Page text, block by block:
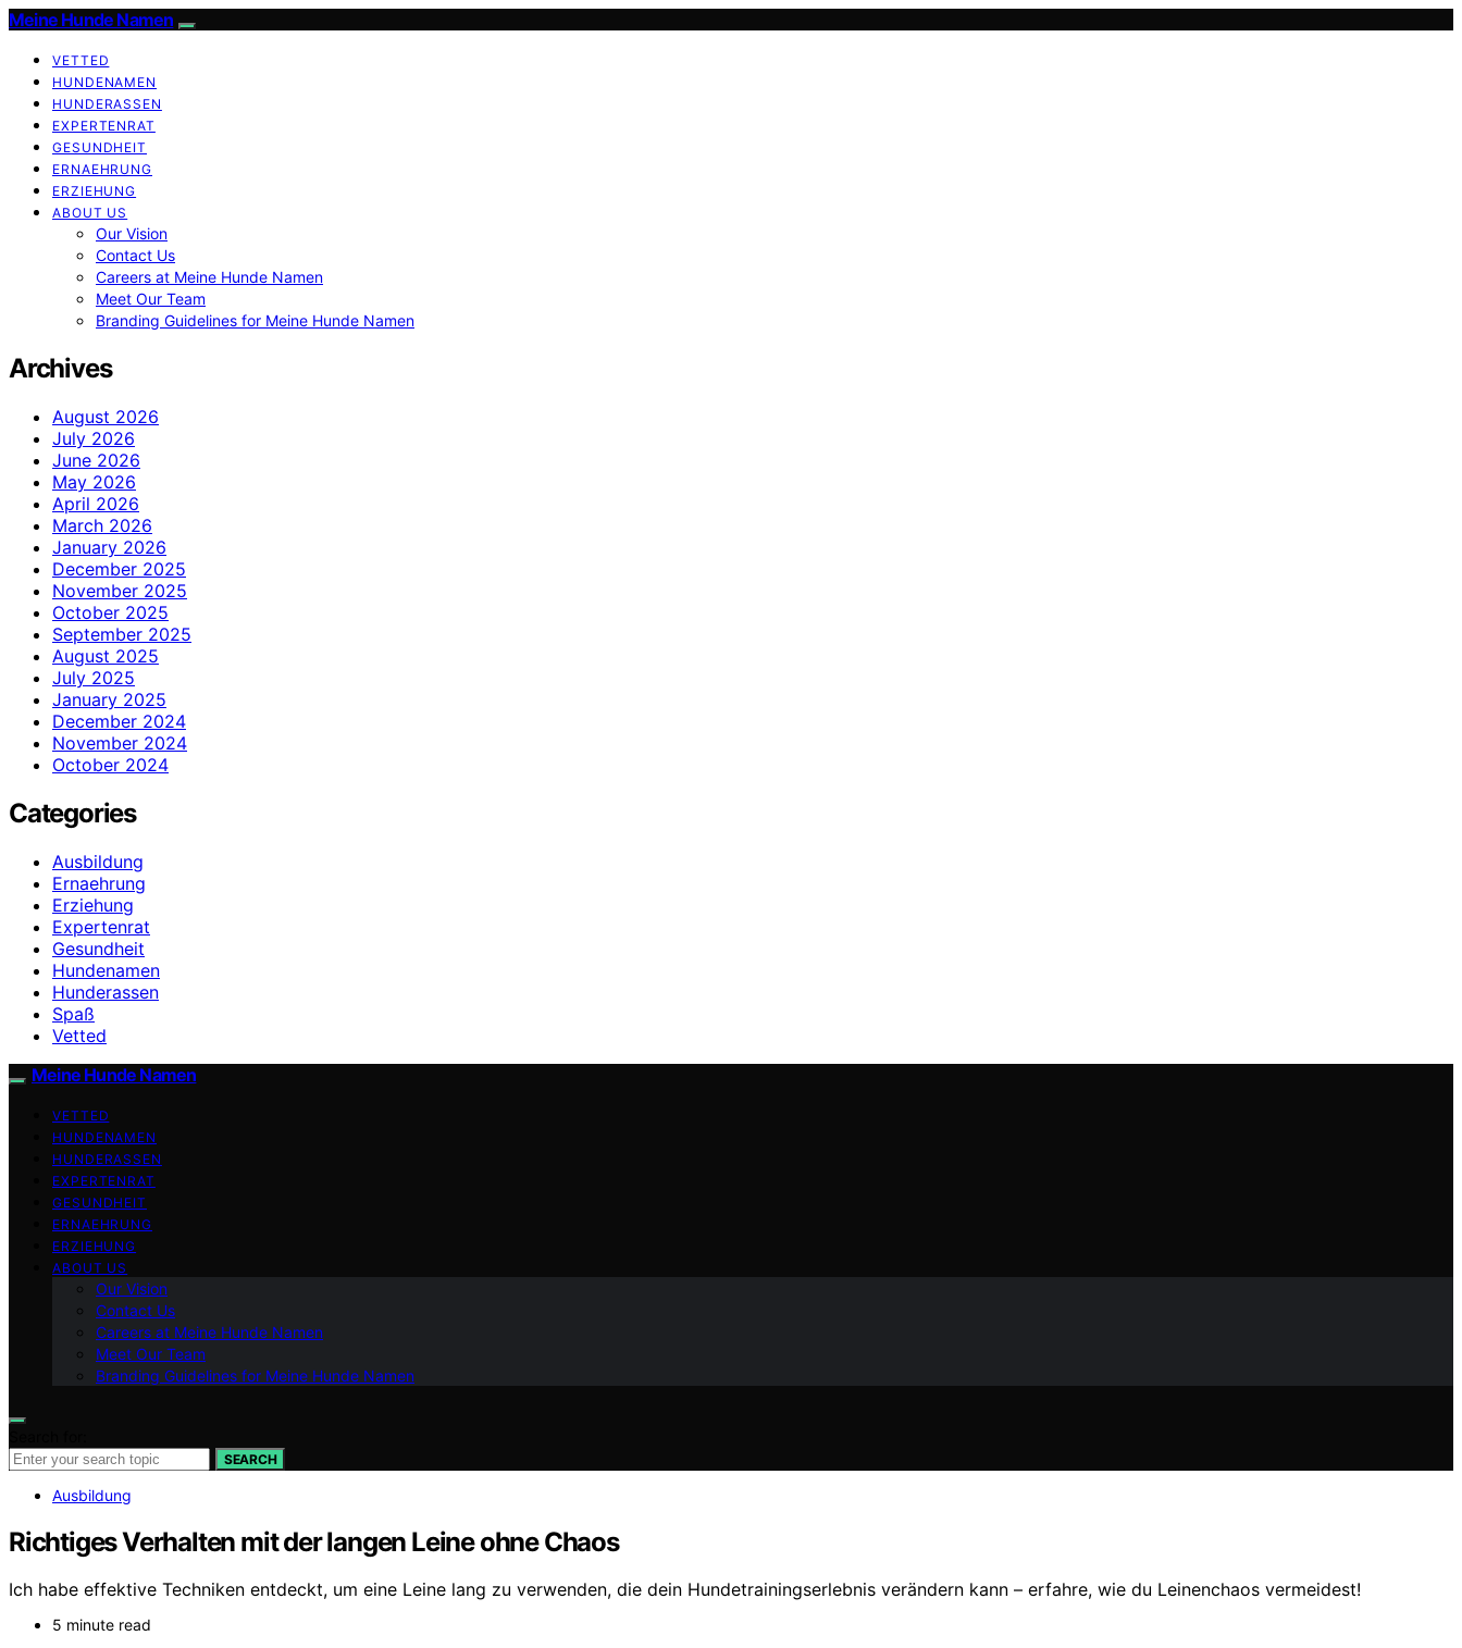
Meine Hunde Namen
VETTED
HUNDENAMEN
HUNDERASSEN
EXPERTENRAT
GESUNDHEIT
ERNAEHRUNG
ERZIEHUNG
ABOUT US
Our Vision
Contact Us
Careers at Meine Hunde Namen
Meet Our Team
Branding Guidelines for Meine Hunde Namen
Archives
August 2026
July 2026
June 2026
May 2026
April 2026
March 2026
January 2026
December 2025
November 2025
October 2025
September 2025
August 2025
July 2025
January 2025
December 2024
November 2024
October 2024
Categories
Ausbildung
Ernaehrung
Erziehung
Expertenrat
Gesundheit
Hundenamen
Hunderassen
Spaß
Vetted
Meine Hunde Namen
VETTED
HUNDENAMEN
HUNDERASSEN
EXPERTENRAT
GESUNDHEIT
ERNAEHRUNG
ERZIEHUNG
ABOUT US
Our Vision
Contact Us
Careers at Meine Hunde Namen
Meet Our Team
Branding Guidelines for Meine Hunde Namen
SEARCH
Ausbildung
Richtiges Verhalten mit der langen Leine ohne Chaos
Ich habe effektive Techniken entdeckt, um eine Leine lang zu verwenden, die dein Hundetrainingserlebnis verändern kann – erfahre, wie du Leinenchaos vermeidest!
5 minute read